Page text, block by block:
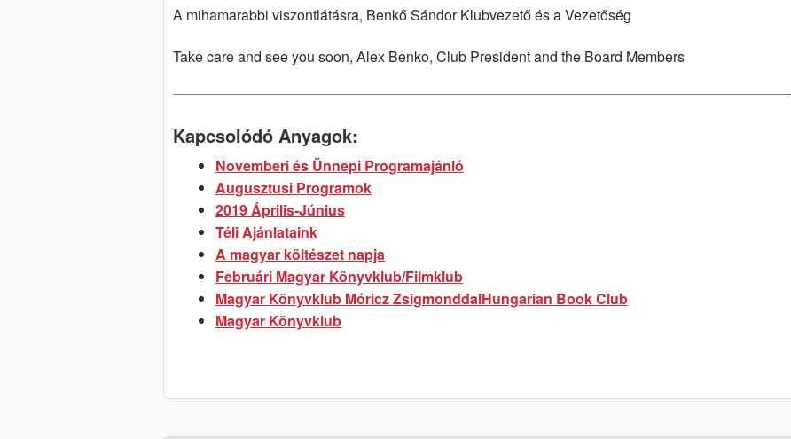
A mihamarabbi viszontlátásra, Benkő Sándor Klubvezető és a Vezetőség
Take care and see you soon, Alex Benko, Club President and the Board Members
Kapcsolódó Anyagok:
Novemberi és Ünnepi Programajánló
Augusztusi Programok
2019 Április-Június
Téli Ajánlataink
A magyar költészet napja
Februári Magyar Könyvklub/Filmklub
Magyar Könyvklub Móricz ZsigmonddalHungarian Book Club
Magyar Könyvklub